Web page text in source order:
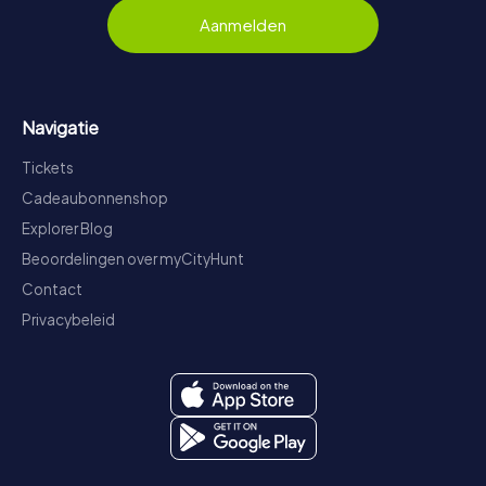
Aanmelden
Navigatie
Tickets
Cadeaubonnenshop
Explorer Blog
Beoordelingen over myCityHunt
Contact
Privacybeleid